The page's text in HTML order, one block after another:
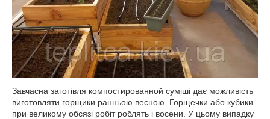
Завчасна заготівля компостированной суміші дає можливість
виготовляти горщики ранньою весною. Горщечки або кубики
при великому обсязі робіт роблять і восени. У цьому випадку